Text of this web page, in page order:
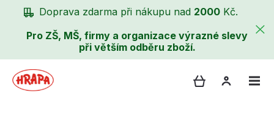
Doprava zdarma při nákupu nad 2000 Kč.
Pro ZŠ, MŠ, firmy a organizace výrazné slevy
při větším odběru zboží.